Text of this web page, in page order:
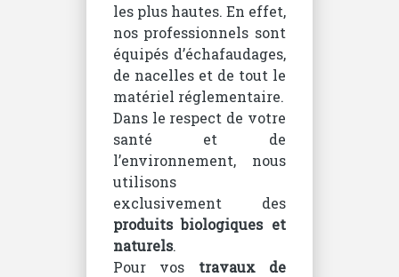
les plus hautes. En effet,
nos professionnels sont
équipés d’échafaudages,
de nacelles et de tout le
matériel réglementaire.
Dans le respect de votre
santé et de
l’environnement, nous
utilisons
exclusivement des
produits biologiques et
naturels.
Pour vos travaux de